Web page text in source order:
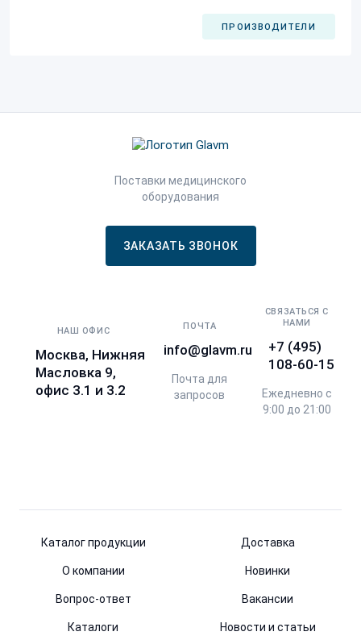
ПРОИЗВОДИТЕЛИ
Поставки медицинского
оборудования
ЗАКАЗАТЬ ЗВОНОК
НАШ ОФИС
Москва, Нижняя
Масловка 9,
офис 3.1 и 3.2
ПОЧТА
info@glavm.ru
Почта для
запросов
СВЯЗАТЬСЯ С
НАМИ
+7 (495)
108-60-15
Ежедневно с
9:00 до 21:00
Каталог продукции Доставка
О компании Новинки
Вопрос-ответ Вакансии
Каталоги Новости и статьи